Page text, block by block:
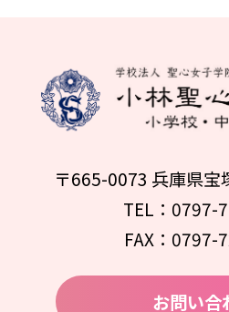
〒665-0073 兵庫県宝
TEL：0797-
FAX：0797-
お問い合